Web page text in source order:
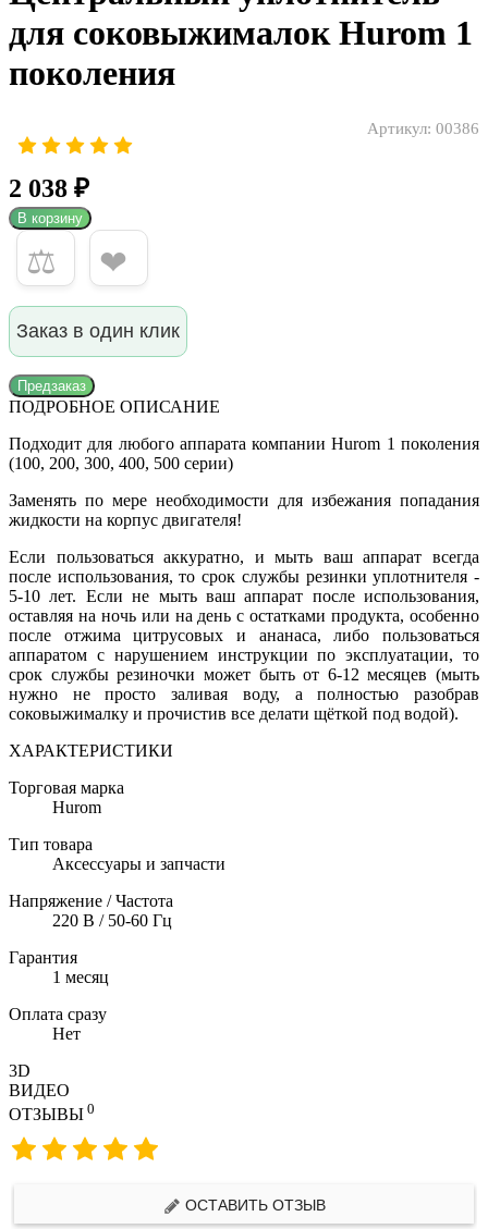
для соковыжималок Hurom 1
поколения
Артикул: 00386
2 038 ₽
В корзину
⚖ ❤
Заказ в один клик
Предзаказ
ПОДРОБНОЕ ОПИСАНИЕ
Подходит для любого аппарата компании Hurom 1 поколения
(100, 200, 300, 400, 500 серии)
Заменять по мере необходимости для избежания попадания
жидкости на корпус двигателя!
Если пользоваться аккуратно, и мыть ваш аппарат всегда
после использования, то срок службы резинки уплотнителя -
5-10 лет. Если не мыть ваш аппарат после использования,
оставляя на ночь или на день с остатками продукта, особенно
после отжима цитрусовых и ананаса, либо пользоваться
аппаратом с нарушением инструкции по эксплуатации, то
срок службы резиночки может быть от 6-12 месяцев (мыть
нужно не просто заливая воду, а полностью разобрав
соковыжималку и прочистив все делати щёткой под водой).
ХАРАКТЕРИСТИКИ
Торговая марка
Hurom
Тип товара
Аксессуары и запчасти
Напряжение / Частота
220 В / 50-60 Гц
Гарантия
1 месяц
Оплата сразу
Нет
3D
ВИДЕО
ОТЗЫВЫ 0
ОСТАВИТЬ ОТЗЫВ